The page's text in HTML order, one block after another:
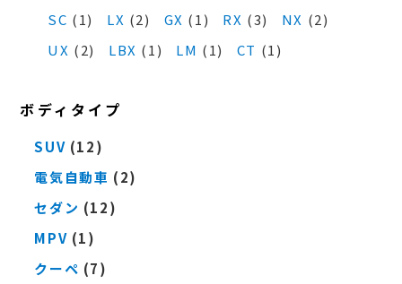
SC (1) LX (2) GX (1) RX (3) NX (2)
UX (2) LBX (1) LM (1) CT (1)
ボディタイプ
SUV (12)
電気自動車 (2)
セダン (12)
MPV (1)
クーペ (7)